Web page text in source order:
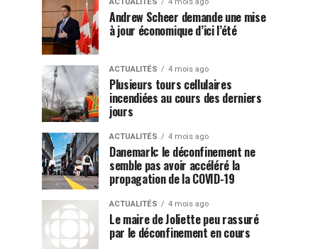
Andrew Scheer demande une mise
à jour économique d’ici l’été
ACTUALITÉS 4 mois ago
Plusieurs tours cellulaires
incendiées au cours des derniers
jours
ACTUALITÉS 4 mois ago
Danemark: le déconfinement ne
semble pas avoir accéléré la
propagation de la COVID-19
ACTUALITÉS 4 mois ago
Le maire de Joliette peu rassuré
par le déconfinement en cours